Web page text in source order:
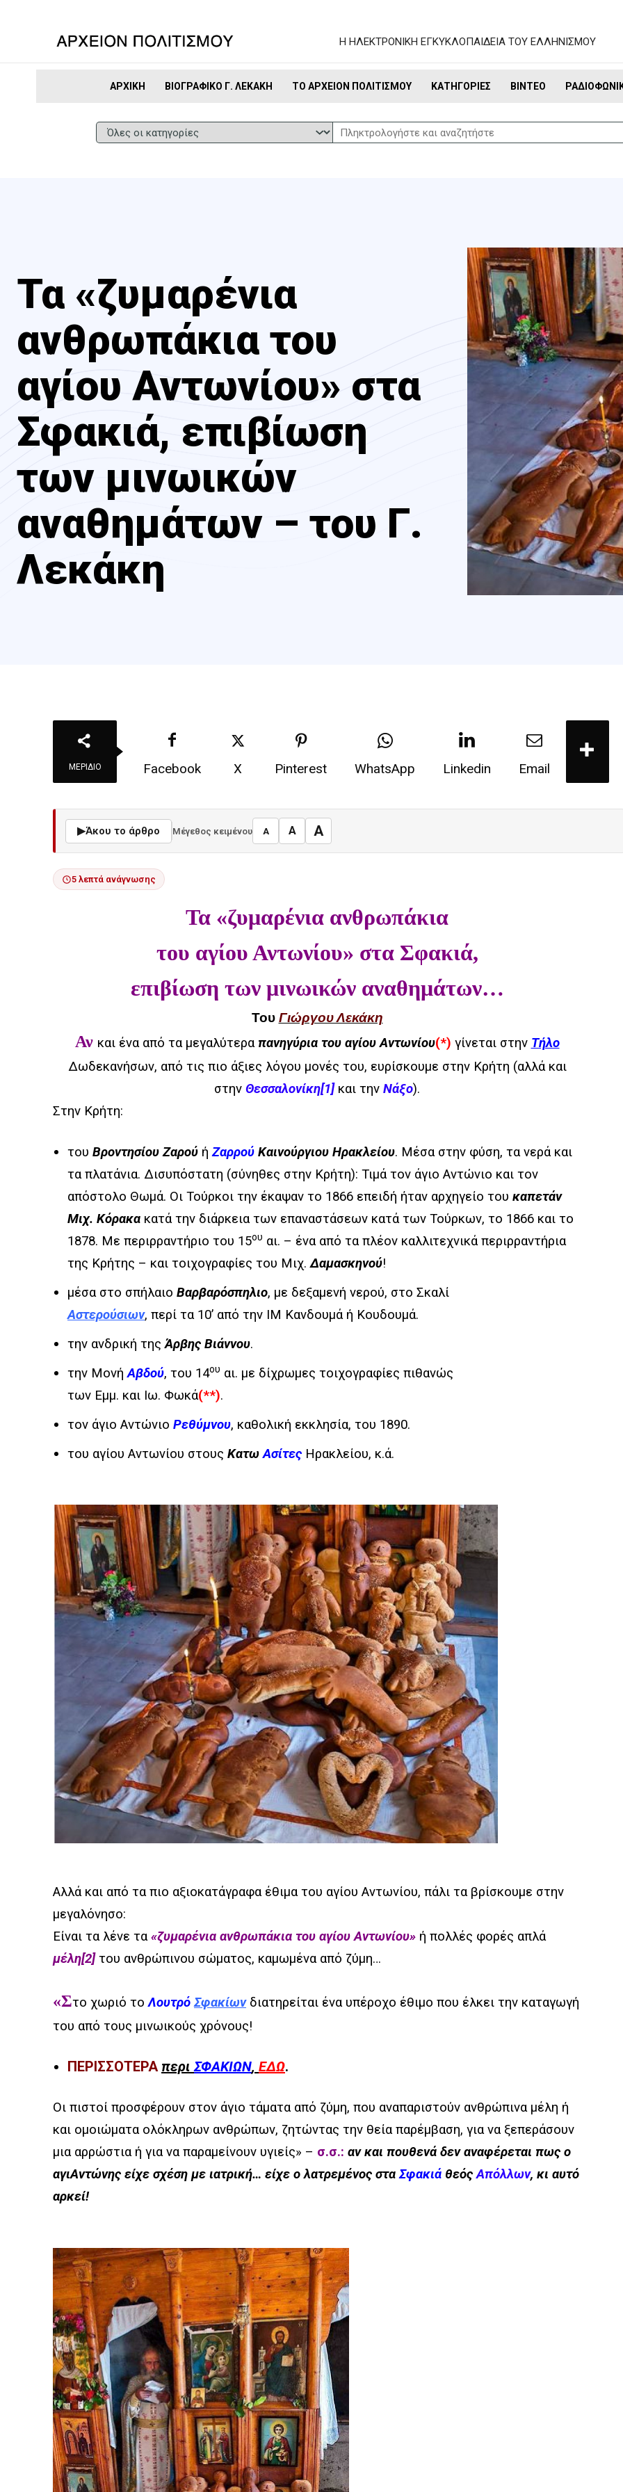
Η ΗΛΕΚΤΡΟΝΙΚΗ ΕΓΚΥΚΛΟΠΑΙΔΕΙΑ ΤΟΥ ΕΛΛΗΝΙΣΜΟΥ
ΑΡΧΙΚΉ ΒΙΟΓΡΑΦΙΚΌ Γ. ΛΕΚΆΚΗ ΤΟ ΑΡΧΕΊΟΝ ΠΟΛΙΤΙΣΜΟΎ ΚΑΤΗΓΟΡΊΕΣ ΒΊΝΤΕΟ
Τα «ζυμαρένια
ανθρωπάκια του
αγίου Αντωνίου» στα
Σφακιά, επιβίωση
των μινωικών
αναθημάτων – του Γ.
Λεκάκη
ΜΕΡΊΔΙΟ Facebook X Pinterest WhatsApp Linkedin Email
▶Άκου το άρθρο Μέγεθος κειμένου A A A
5 λεπτά ανάγνωσης
Τα «ζυμαρένια ανθρωπάκια
του αγίου Αντωνίου» στα Σφακιά,
επιβίωση των μινωικών αναθημάτων…
Του Γιώργου Λεκάκη
Αν και ένα από τα μεγαλύτερα πανηγύρια του αγίου Αντωνίου(*) γίνεται στην Τήλο
Δωδεκανήσων, από τις πιο άξιες λόγου μονές του, ευρίσκουμε στην Κρήτη (αλλά και
στην Θεσσαλονίκη[1] και την Νάξο).
Στην Κρήτη:
του Βροντησίου Ζαρού ήΖαρρού Καινούργιου Ηρακλείου. Μέσα στην φύση, τα νερά και
τα πλατάνια. Δισυπόστατη (σύνηθες στην Κρήτη): Τιμά τον άγιο Αντώνιο και τον
απόστολο Θωμά. Οι Τούρκοι την έκαψαν το 1866 επειδή ήταν αρχηγείο του καπετάν
Μιχ. Κόρακα κατά την διάρκεια των επαναστάσεων κατά των Τούρκων, το 1866 και το
1878. Με περιρραντήριο του 15ου αι. – ένα από τα πλέον καλλιτεχνικά περιρραντήρια
της Κρήτης – και τοιχογραφίες του Μιχ.Δαμασκηνού!
μέσα στο σπήλαιο Βαρβαρόσπηλιο, με δεξαμενή νερού, στο Σκαλί
Αστερούσιων, περί τα 10’ από την ΙΜ Κανδουμά ή Κουδουμά.
την ανδρική τηςΆρβης Βιάννου.
την ΜονήΑβδού, του 14ου αι. με δίχρωμες τοιχογραφίες πιθανώς
των Εμμ. και Ιω. Φωκά(**).
τον άγιο Αντώνιο Ρεθύμνου, καθολική εκκλησία, του 1890.
του αγίου Αντωνίου στους ΚατωΑσίτες Ηρακλείου, κ.ά.
Αλλά και από τα πιο αξιοκατάγραφα έθιμα του αγίου Αντωνίου, πάλι τα βρίσκουμε στην
μεγαλόνησο:
Είναι τα λένε τα«ζυμαρένια ανθρωπάκια του αγίου Αντωνίου» ή πολλές φορές απλά
μέλη[2] του ανθρώπινου σώματος, καμωμένα από ζύμη…
«Στο χωριό τοΛουτρόΣφακίωνδιατηρείται ένα υπέροχο έθιμο που έλκει την καταγωγή
του από τους μινωικούς χρόνους!
ΠΕΡΙΣΣΟΤΕΡΑ περιΣΦΑΚΙΩΝ, ΕΔΩ.
Οι πιστοί προσφέρουν στον άγιο τάματα από ζύμη, που αναπαριστούν ανθρώπινα μέλη ή
και ομοιώματα ολόκληρων ανθρώπων, ζητώντας την θεία παρέμβαση, για να ξεπεράσουν
μια αρρώστια ή για να παραμείνουν υγιείς» – σ.σ.: αν και πουθενά δεν αναφέρεται πως ο
αγιΑντώνης είχε σχέση με ιατρική… είχε ο λατρεμένος σταΣφακιά θεόςΑπόλλων, κι αυτό
αρκεί!